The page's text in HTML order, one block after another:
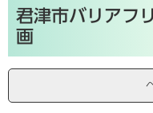
文君津市バリアフ
画